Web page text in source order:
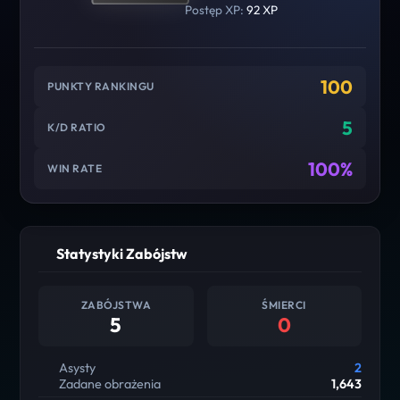
Postęp XP: 92 XP
PUNKTY RANKINGU 100
K/D RATIO 5
WIN RATE 100%
Statystyki Zabójstw
ZABÓJSTWA
5
ŚMIERCI
0
Asysty
2
Zadane obrażenia
1,643